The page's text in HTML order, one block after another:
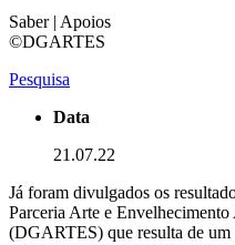
Saber | Apoios
©DGARTES
Pesquisa
Data
21.07.22
Já foram divulgados os
Parceria Arte e
(DGARTES) que resulta de um